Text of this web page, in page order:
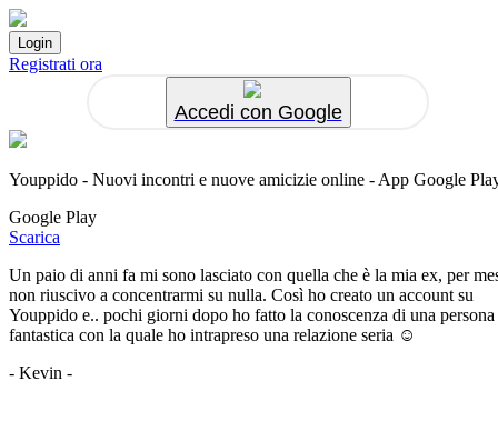
Registrati ora
Accedi con Google
Youppido - Nuovi incontri e nuove amicizie online - App Google
Google Play
Scarica
Un paio di anni fa mi sono lasciato con quella che è la mia ex, per
non riuscivo a concentrarmi su nulla. Così ho creato un account su
Youppido e.. pochi giorni dopo ho fatto la conoscenza di una persona
fantastica con la quale ho intrapreso una relazione seria ☺️
- Kevin -